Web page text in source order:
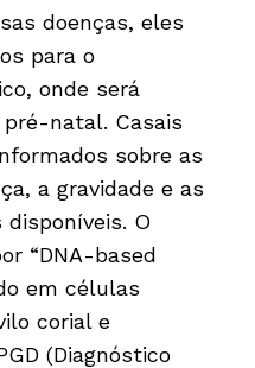
doenças, eles
para o
onde será
natal. Casais
sobre as
a gravidade e as
O
“DNA-based
em células
corial e
(Diagnóstico